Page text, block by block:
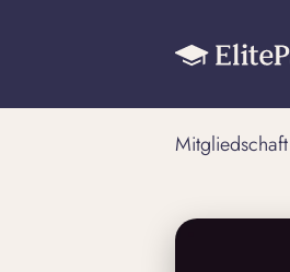
Mitgliedschaft